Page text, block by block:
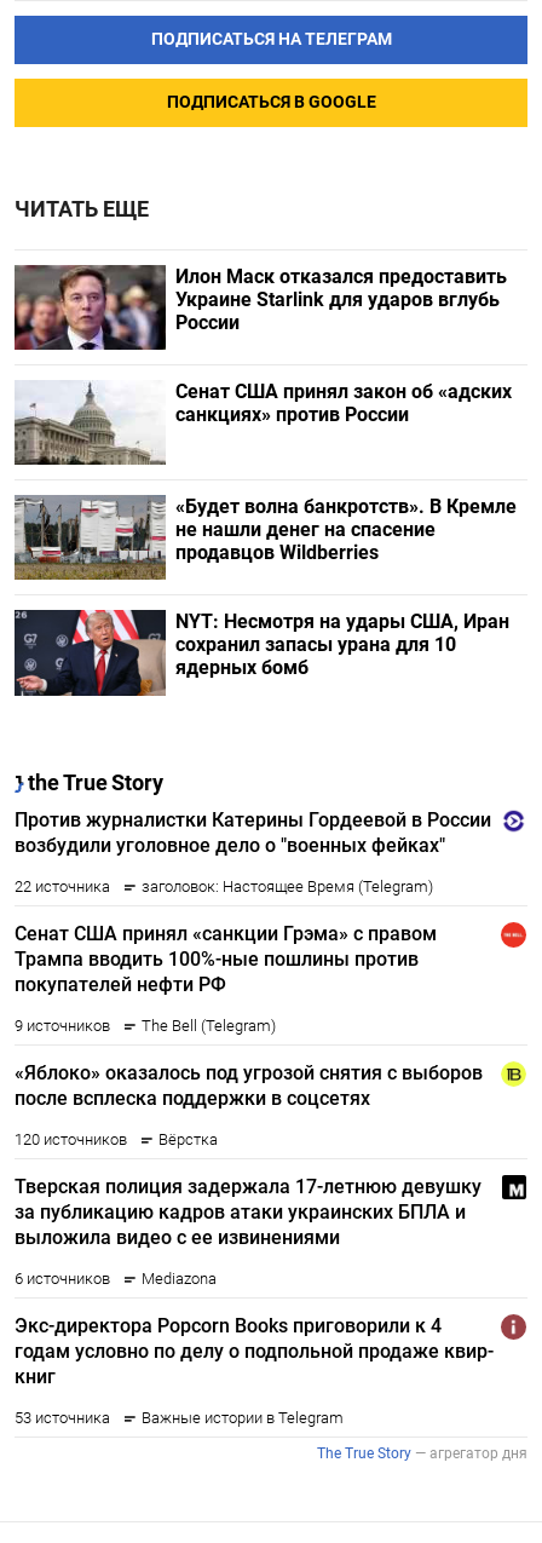
ПОДПИСАТЬСЯ НА ТЕЛЕГРАМ
ПОДПИСАТЬСЯ В GOOGLE
ЧИТАТЬ ЕЩЕ
Илон Маск отказался предоставить
Украине Starlink для ударов вглубь
России
Сенат США принял закон об «адских
санкциях» против России
«Будет волна банкротств». В Кремле
не нашли денег на спасение
продавцов Wildberries
NYT: Несмотря на удары США, Иран
сохранил запасы урана для 10
ядерных бомб